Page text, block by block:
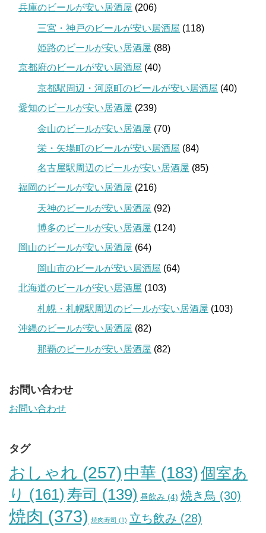
兵庫のビールが安い居酒屋 (206)
三宮・神戸のビールが安い居酒屋 (118)
姫路のビールが安い居酒屋 (88)
京都府のビールが安い居酒屋 (40)
京都駅周辺・河原町のビールが安い居酒屋 (40)
愛知のビールが安い居酒屋 (239)
金山のビールが安い居酒屋 (70)
栄・矢場町のビールが安い居酒屋 (84)
名古屋駅周辺のビールが安い居酒屋 (85)
福岡のビールが安い居酒屋 (216)
天神のビールが安い居酒屋 (92)
博多のビールが安い居酒屋 (124)
岡山のビールが安い居酒屋 (64)
岡山市のビールが安い居酒屋 (64)
北海道のビールが安い居酒屋 (103)
札幌・札幌駅周辺のビールが安い居酒屋 (103)
沖縄のビールが安い居酒屋 (82)
那覇のビールが安い居酒屋 (82)
お問い合わせ
お問い合わせ
タグ
おしゃれ (257) 中華 (183)個室あ
り (161) 寿司 (139) 昼飲み (4) 焼き鳥 (30)
焼肉 (373) 焼肉寿司 (1) 立ち飲み (28)